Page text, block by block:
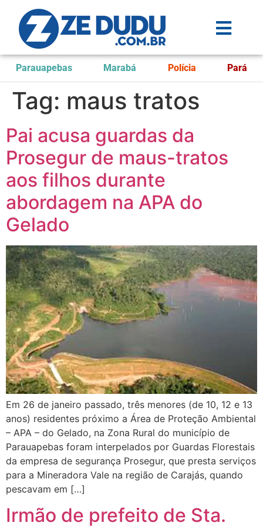
Parauapebas Marabá Polícia Pará
Tag: maus tratos
Pai acusa guardas da
Prosegur de maus-tratos
aos filhos durante
abordagem na APA do
Gelado
Em 26 de janeiro passado, três menores (de 10, 12 e 13
anos) residentes próximo a Área de Proteção Ambiental
– APA – do Gelado, na Zona Rural do município de
Parauapebas foram interpelados por Guardas Florestais
da empresa de segurança Prosegur, que presta serviços
para a Mineradora Vale na região de Carajás, quando
pescavam em […]
Irmão de prefeito de Sta.